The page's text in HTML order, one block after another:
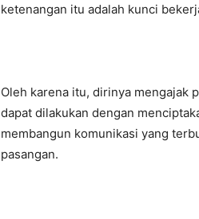
ketenangan itu adalah kunci
Oleh karena itu, dirinya mengajak
dapat dilakukan dengan
membangun komunikasi yang
pasangan.